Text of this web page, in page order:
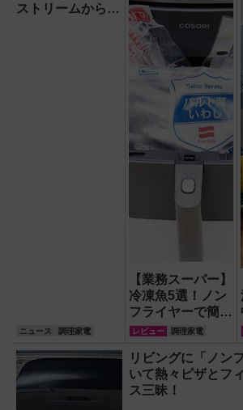
ストリームから
ニュース 調理家電
【業務スーパー】
冷凍魚5選！ノン
フライヤーで簡単
手軽に焼き魚を楽
しんでみた
レビュー 調理家電
リビングに「ノン
いて熱々ピザとフ
ス三昧！